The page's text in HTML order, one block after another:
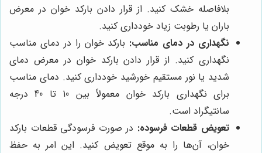
بلافاصله خشک کنید. از قرار دادن بارکد خوان در معرض
باران یا رطوبت زیاد خودداری کنید.
نگهداری در دمای مناسب: بارکد خوان را در دمای مناسب
نگهداری کنید. از قرار دادن بارکد خوان در معرض دمای
شدید یا نور مستقیم خورشید خودداری کنید. دمای مناسب
برای نگهداری بارکد خوان معمولاً بین 10 تا 40 درجه
سانتیگراد است.
تعویض قطعات فرسوده: در صورت فرسودگی قطعات بارکد
خوان، آن‌ها را به موقع تعویض کنید. این امر به حفظ